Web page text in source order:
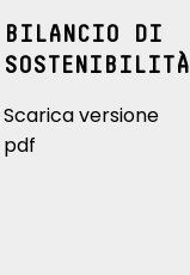
BILANCIO DI
SOSTENIBILITÀ
Scarica versione
pdf